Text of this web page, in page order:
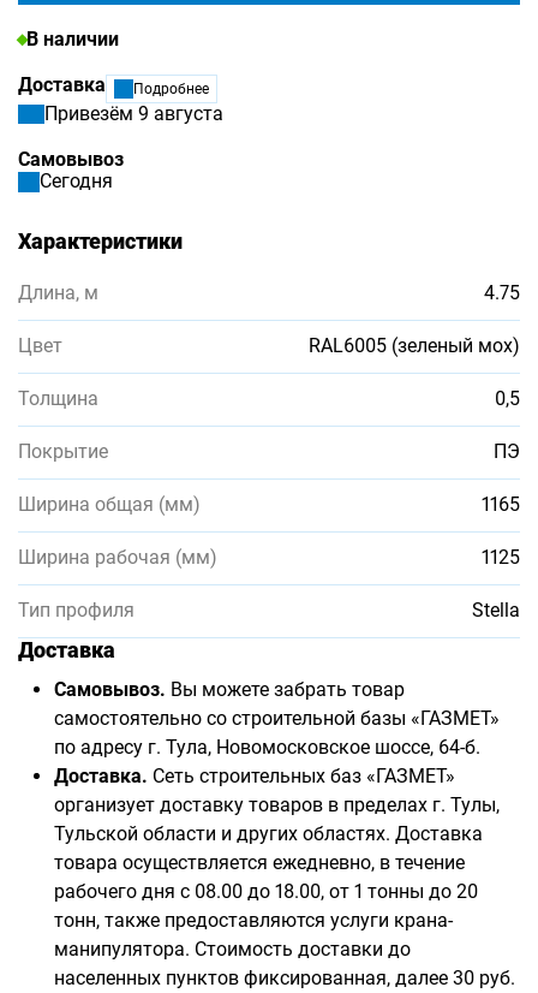
В наличии
Доставка
Подробнее
Привезём 9 августа
Самовывоз
Сегодня
Характеристики
Длина, м 4.75
Цвет RAL6005 (зеленый мох)
Толщина 0,5
Покрытие ПЭ
Ширина общая (мм) 1165
Ширина рабочая (мм) 1125
Тип профиля Stella
Доставка
Самовывоз. Вы можете забрать товар
самостоятельно со строительной базы «ГАЗМЕТ»
по адресу г. Тула, Новомосковское шоссе, 64-б.
Доставка. Сеть строительных баз «ГАЗМЕТ»
организует доставку товаров в пределах г. Тулы,
Тульской области и других областях. Доставка
товара осуществляется ежедневно, в течение
рабочего дня с 08.00 до 18.00, от 1 тонны до 20
тонн, также предоставляются услуги крана-
манипулятора. Стоимость доставки до
населенных пунктов фиксированная, далее 30 руб.